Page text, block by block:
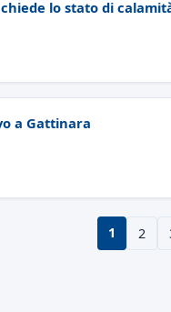
lo stato di
a Gattinara
1 2